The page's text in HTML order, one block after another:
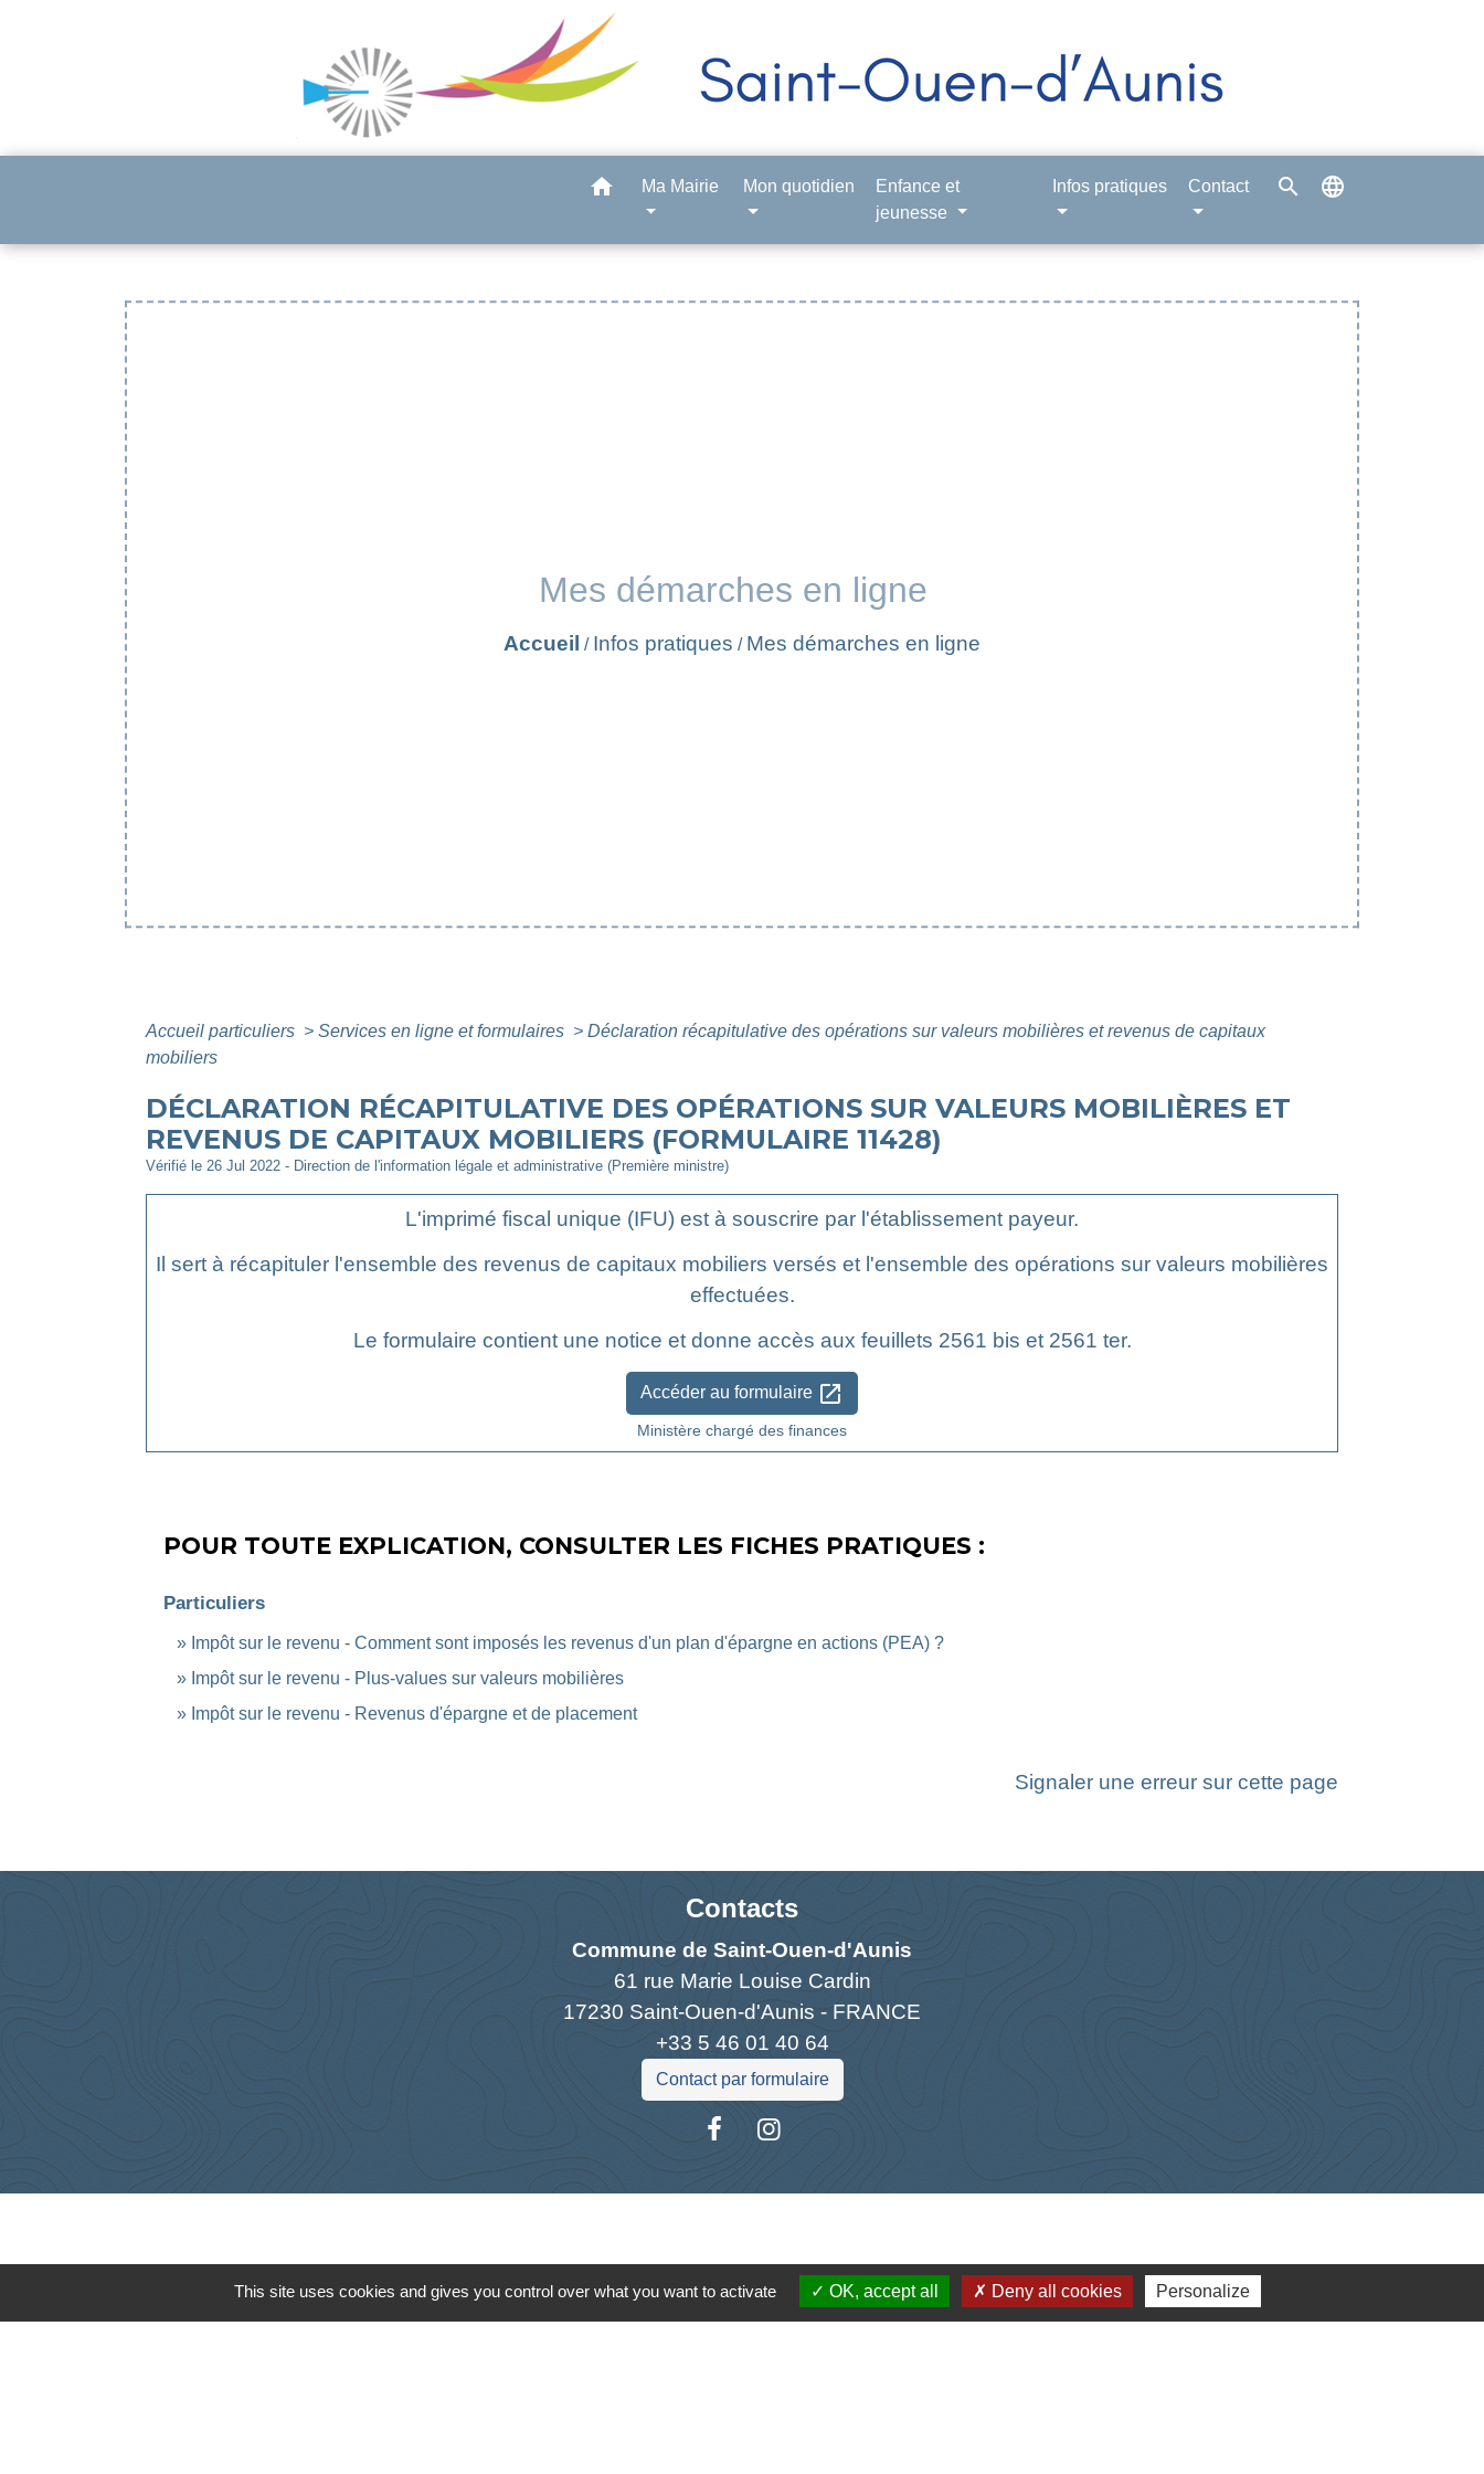
home Ma Mairie Mon quotidien
Enfance et
jeunesse
Infos pratiques Contact search language
Mes démarches en ligne
Accueil / Infos pratiques / Mes démarches en ligne
Accueil particuliers > Services en ligne et formulaires > Déclaration récapitulative des opérations sur valeurs mobilières et revenus de capitaux
mobiliers
DÉCLARATION RÉCAPITULATIVE DES OPÉRATIONS SUR VALEURS MOBILIÈRES ET
REVENUS DE CAPITAUX MOBILIERS (FORMULAIRE 11428)
Vérifié le 26 Jul 2022 - Direction de l'information légale et administrative (Première ministre)
L'imprimé fiscal unique (IFU) est à souscrire par l'établissement payeur.
Il sert à récapituler l'ensemble des revenus de capitaux mobiliers versés et l'ensemble des opérations sur valeurs mobilières
effectuées.
Le formulaire contient une notice et donne accès aux feuillets 2561 bis et 2561 ter.
Accéder au formulaire open_in_new
Ministère chargé des finances
POUR TOUTE EXPLICATION, CONSULTER LES FICHES PRATIQUES :
Particuliers
Impôt sur le revenu - Comment sont imposés les revenus d'un plan d'épargne en actions (PEA) ?
Impôt sur le revenu - Plus-values sur valeurs mobilières
Impôt sur le revenu - Revenus d'épargne et de placement
Signaler une erreur sur cette page
Contacts
Commune de Saint-Ouen-d'Aunis
61 rue Marie Louise Cardin
17230 Saint-Ouen-d'Aunis - FRANCE
+33 5 46 01 40 64
Contact par formulaire
Cyclad
CDC Aunis Atlantique
This site uses cookies and gives you control over what you want to activate OK, accept all Deny all cookies Personalize